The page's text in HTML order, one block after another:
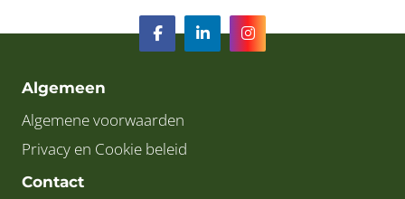
Algemeen
Algemene voorwaarden
Privacy en Cookie beleid
Contact